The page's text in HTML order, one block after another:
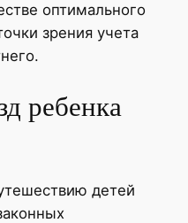
оптимального
зрения учета
ребенка
детей